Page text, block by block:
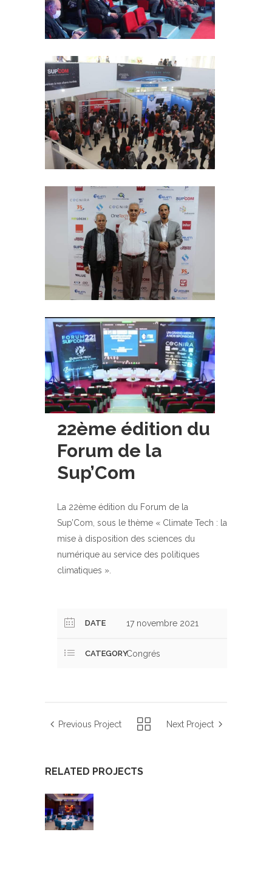
22ème édition du
Forum de la
Sup’Com
La 22ème édition du Forum de la
Sup’Com, sous le thème « Climate Tech : la
mise à disposition des sciences du
numérique au service des politiques
climatiques ».
DATE 17 novembre 2021
CATEGORYCongrés
Previous Project Next Project
RELATED PROJECTS